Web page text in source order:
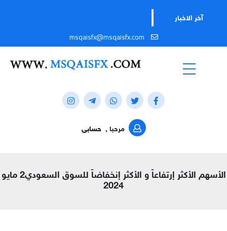
آخر الاخبار
msqaisfx@msqaisfx.com
مرحبا , حسابى
الأسهم الأكثر إرتفاعاً و الأكثر إنخفاضاً للسوق السعودي2 مايو
2024